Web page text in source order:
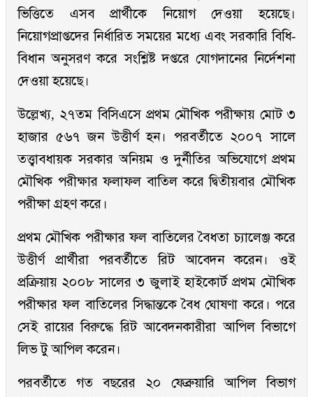
ভিত্তিতে এসব প্রার্থীকে নিয়োগ দেওয়া হয়েছে।
নিয়োগপ্রাপ্তদের নির্ধারিত সময়ের মধ্যে এবং সরকারি বিধি-
বিধান অনুসরণ করে সংশ্লিষ্ট দপ্তরে যোগদানের নির্দেশনা
দেওয়া হয়েছে।
উল্লেখ্য, ২৭তম বিসিএসে প্রথম মৌখিক পরীক্ষায় মোট ৩
হাজার ৫৬৭ জন উত্তীর্ণ হন। পরবর্তীতে ২০০৭ সালে
তত্ত্বাবধায়ক সরকার অনিয়ম ও দুর্নীতির অভিযোগে প্রথম
মৌখিক পরীক্ষার ফলাফল বাতিল করে দ্বিতীয়বার মৌখিক
পরীক্ষা গ্রহণ করে।
প্রথম মৌখিক পরীক্ষার ফল বাতিলের বৈধতা চ্যালেঞ্জ করে
উত্তীর্ণ প্রার্থীরা পরবর্তীতে রিট আবেদন করেন। ওই
প্রক্রিয়ায় ২০০৮ সালের ৩ জুলাই হাইকোর্ট প্রথম মৌখিক
পরীক্ষার ফল বাতিলের সিদ্ধান্তকে বৈধ ঘোষণা করে। পরে
সেই রায়ের বিরুদ্ধে রিট আবেদনকারীরা আপিল বিভাগে
লিভ টু আপিল করেন।
পরবর্তীতে গত বছরের ২০ ফেব্রুয়ারি আপিল বিভাগ